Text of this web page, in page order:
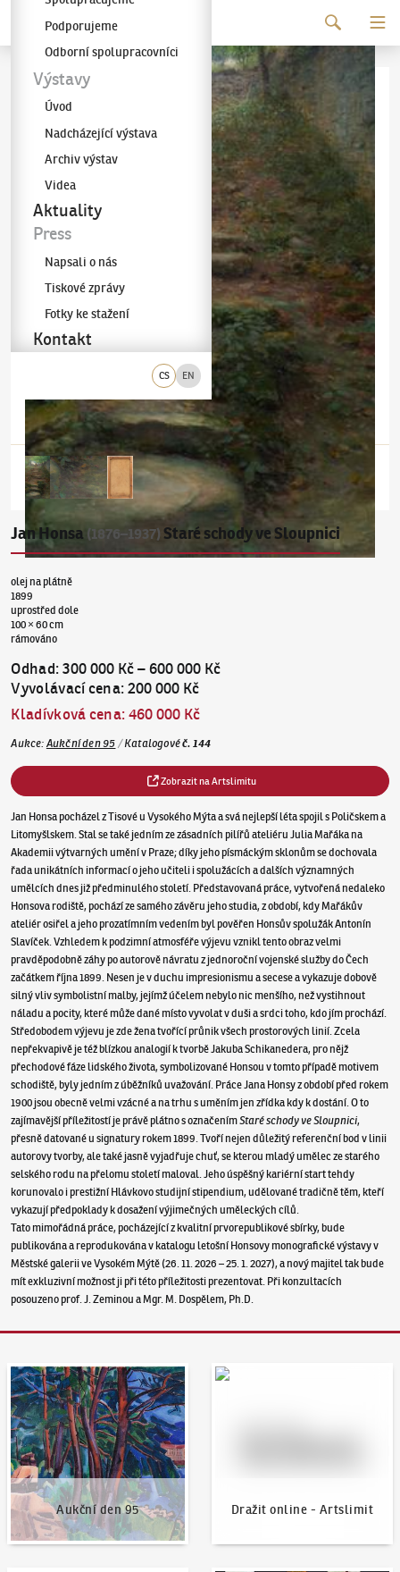
Galerie KODL
CS EN
Podporujeme
Odborní spolupracovníci
Výstavy
Úvod
Nadcházející výstava
Archiv výstav
Videa
Aktuality
Press
Napsali o nás
Tiskové zprávy
Fotky ke stažení
Kontakt
Jan Honsa (1876–1937) Staré schody ve Sloupnici
olej na plátně
1899
uprostřed dole
100 × 60 cm
rámováno
Odhad:300 000 Kč–600 000 Kč
Vyvolávací cena:200 000 Kč
Kladívková cena:460 000 Kč
Aukce: Aukční den 95 /Katalogovéč.144
Zobrazit na Artslimitu
Jan Honsa pocházel z Tisové u Vysokého Mýta a svá nejlepší léta spojil s Poličskem a
Litomyšlskem. Stal se také jedním ze zásadních pilířů ateliéru Julia Mařáka na
Akademii výtvarných umění v Praze; díky jeho písmáckým sklonům se dochovala
řada unikátních informací o jeho učiteli i spolužácích a dalších významných
umělcích dnes již předminulého století. Představovaná práce, vytvořená nedaleko
Honsova rodiště, pochází ze samého závěru jeho studia, z období, kdy Mařákův
ateliér osiřel a jeho prozatímním vedením byl pověřen Honsův spolužák Antonín
Slavíček. Vzhledem k podzimní atmosféře výjevu vznikl tento obraz velmi
pravděpodobně záhy po autorově návratu z jednoroční vojenské služby do Čech
začátkem října 1899. Nesen je v duchu impresionismu a secese a vykazuje dobově
silný vliv symbolistní malby, jejímž účelem nebylo nic menšího, než vystihnout
náladu a pocity, které může dané místo vyvolat v duši a srdci toho, kdo jím prochází.
Středobodem výjevu je zde žena tvořící průnik všech prostorových linií. Zcela
nepřekvapivě je též blízkou analogií k tvorbě Jakuba Schikanedera, pro nějž
přechodové fáze lidského života, symbolizované Honsou v tomto případě motivem
schodiště, byly jedním z úběžníků uvažování. Práce Jana Honsy z období před rokem
1900 jsou obecně velmi vzácné a na trhu s uměním jen zřídka kdy k dostání. O to
zajímavější příležitostí je právě plátno s označenímStaré schody ve Sloupnici,
přesně datované u signatury rokem 1899. Tvoří nejen důležitý referenční bod v linii
autorovy tvorby, ale také jasně vyjadřuje chuť, se kterou mladý umělec ze starého
selského rodu na přelomu století maloval. Jeho úspěšný kariérní start tehdy
korunovalo i prestižní Hlávkovo studijní stipendium, udělované tradičně těm, kteří
vykazují předpoklady k dosažení výjimečných uměleckých cílů.
Tato mimořádná práce, pocházející z kvalitní prvorepublikové sbírky, bude
publikována a reprodukována v katalogu letošní Honsovy monografické výstavy v
Městské galerii ve Vysokém Mýtě (26. 11. 2026 – 25. 1. 2027), a nový majitel tak bude
mít exkluzivní možnost ji při této příležitosti prezentovat. Při konzultacích
posouzeno prof. J. Zeminou a Mgr. M. Dospělem, Ph.D.
Aukční den 95
Aukční den 95
Dražit online - Artslimit
Dražit online - Artslimit